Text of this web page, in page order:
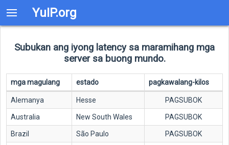
YuIP.org
Subukan ang iyong latency sa maramihang mga
server sa buong mundo.
mga magulang estado pagkawalang-kilos
Alemanya Hesse PAGSUBOK
Australia New South Wales PAGSUBOK
Brazil São Paulo PAGSUBOK